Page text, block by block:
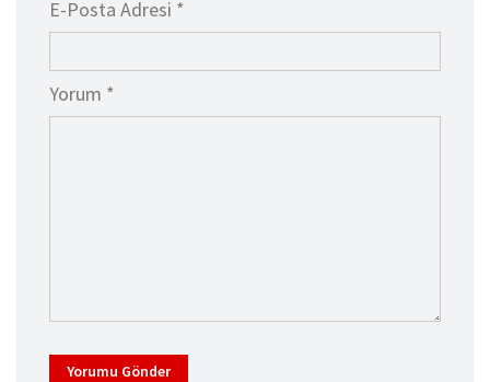
E-Posta Adresi *
Yorum *
Yorumu Gönder